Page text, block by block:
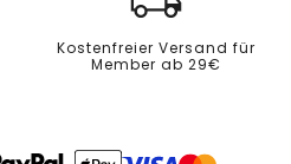
Kostenfreier Versand für
Member ab 29€